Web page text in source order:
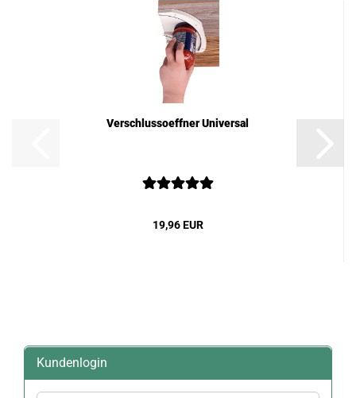
Verschlussoeffner Universal
19,96 EUR
Kundenlogin